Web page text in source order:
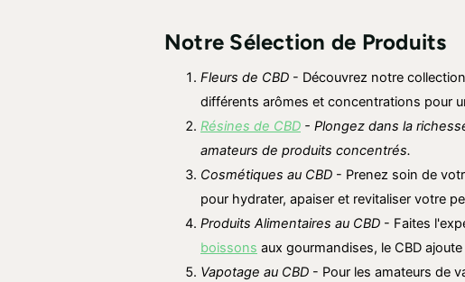
Notre Sélection de Produits
Fleurs de CBD - Découvrez notre
différents arômes et concentrations pour
Résines de CBD - Plongez dans la
amateurs de produits concentrés.
Cosmétiques au CBD - Prenez soin de
pour hydrater, apaiser et revitaliser votre
Produits Alimentaires au CBD - Faites
boissons aux gourmandises, le CBD
Vapotage au CBD - Pour les amateurs de